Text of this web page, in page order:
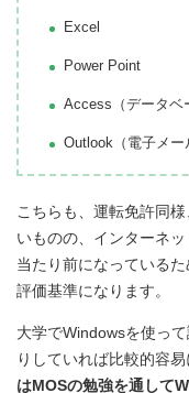
Excel
Power Point
Access（データベ
Outlook（電子メー
こちらも、運転免許同
いものの、インターネ
当たり前になっている
評価基準になります。
大学でWindowsを使っ
りしていれば比較的容易
はMOSの勉強を通して